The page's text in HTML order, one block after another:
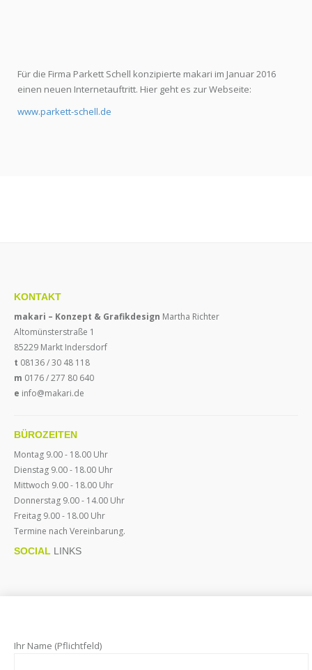
Für die Firma Parkett Schell konzipierte makari im Januar 2016
einen neuen Internetauftritt. Hier geht es zur Webseite:
www.parkett-schell.de
KONTAKT
makari – Konzept & Grafikdesign Martha Richter
Altomünsterstraße 1
85229 Markt Indersdorf
t 08136 / 30 48 118
m 0176 / 277 80 640
e info@makari.de
BÜROZEITEN
Montag 9.00 - 18.00 Uhr
Dienstag 9.00 - 18.00 Uhr
Mittwoch 9.00 - 18.00 Uhr
Donnerstag 9.00 - 14.00 Uhr
Freitag 9.00 - 18.00 Uhr
Termine nach Vereinbarung.
SOCIAL LINKS
Ihr Name (Pflichtfeld)